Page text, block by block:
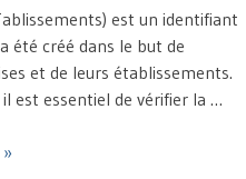
est un identifiant
été créé dans le but de
et de leurs établissements.
est essentiel de vérifier la …